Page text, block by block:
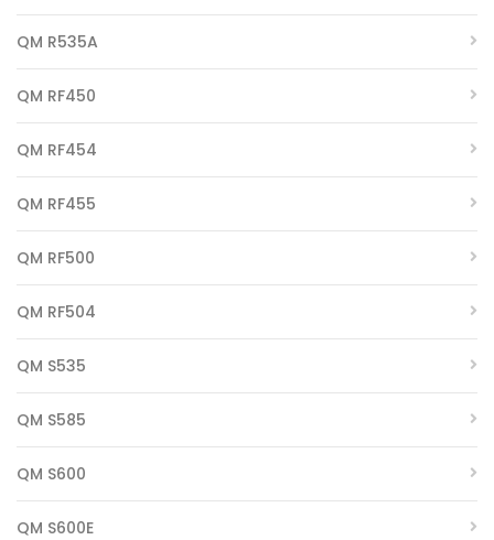
QM R535A
QM RF450
QM RF454
QM RF455
QM RF500
QM RF504
QM S535
QM S585
QM S600
QM S600E